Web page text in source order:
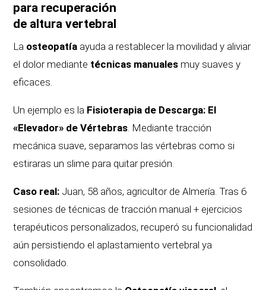
para recuperación
de altura vertebral
La osteopatía ayuda a restablecer la movilidad y aliviar
el dolor mediante técnicas manuales muy suaves y
eficaces.
Un ejemplo es la Fisioterapia de Descarga: El
«Elevador» de Vértebras. Mediante tracción
mecánica suave, separamos las vértebras como si
estiraras un slime para quitar presión.
Caso real: Juan, 58 años, agricultor de Almería. Tras 6
sesiones de técnicas de tracción manual + ejercicios
terapéuticos personalizados, recuperó su funcionalidad
aún persistiendo el aplastamiento vertebral ya
consolidado.